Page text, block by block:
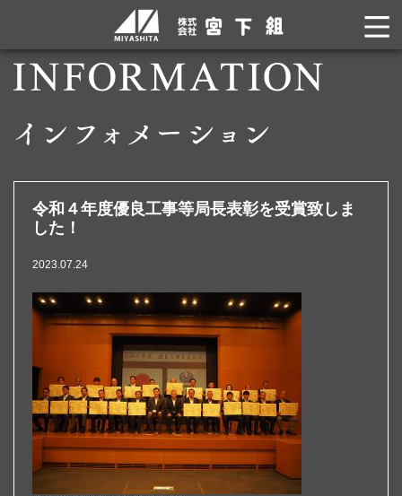
令和４年度優良工事等局長表彰を受賞致しま
した！
2023.07.24